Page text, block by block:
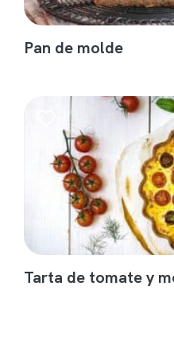
Pan de molde
Tarta de tomate y